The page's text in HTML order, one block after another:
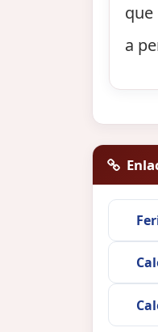
que
a